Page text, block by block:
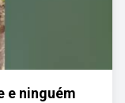
e ninguém